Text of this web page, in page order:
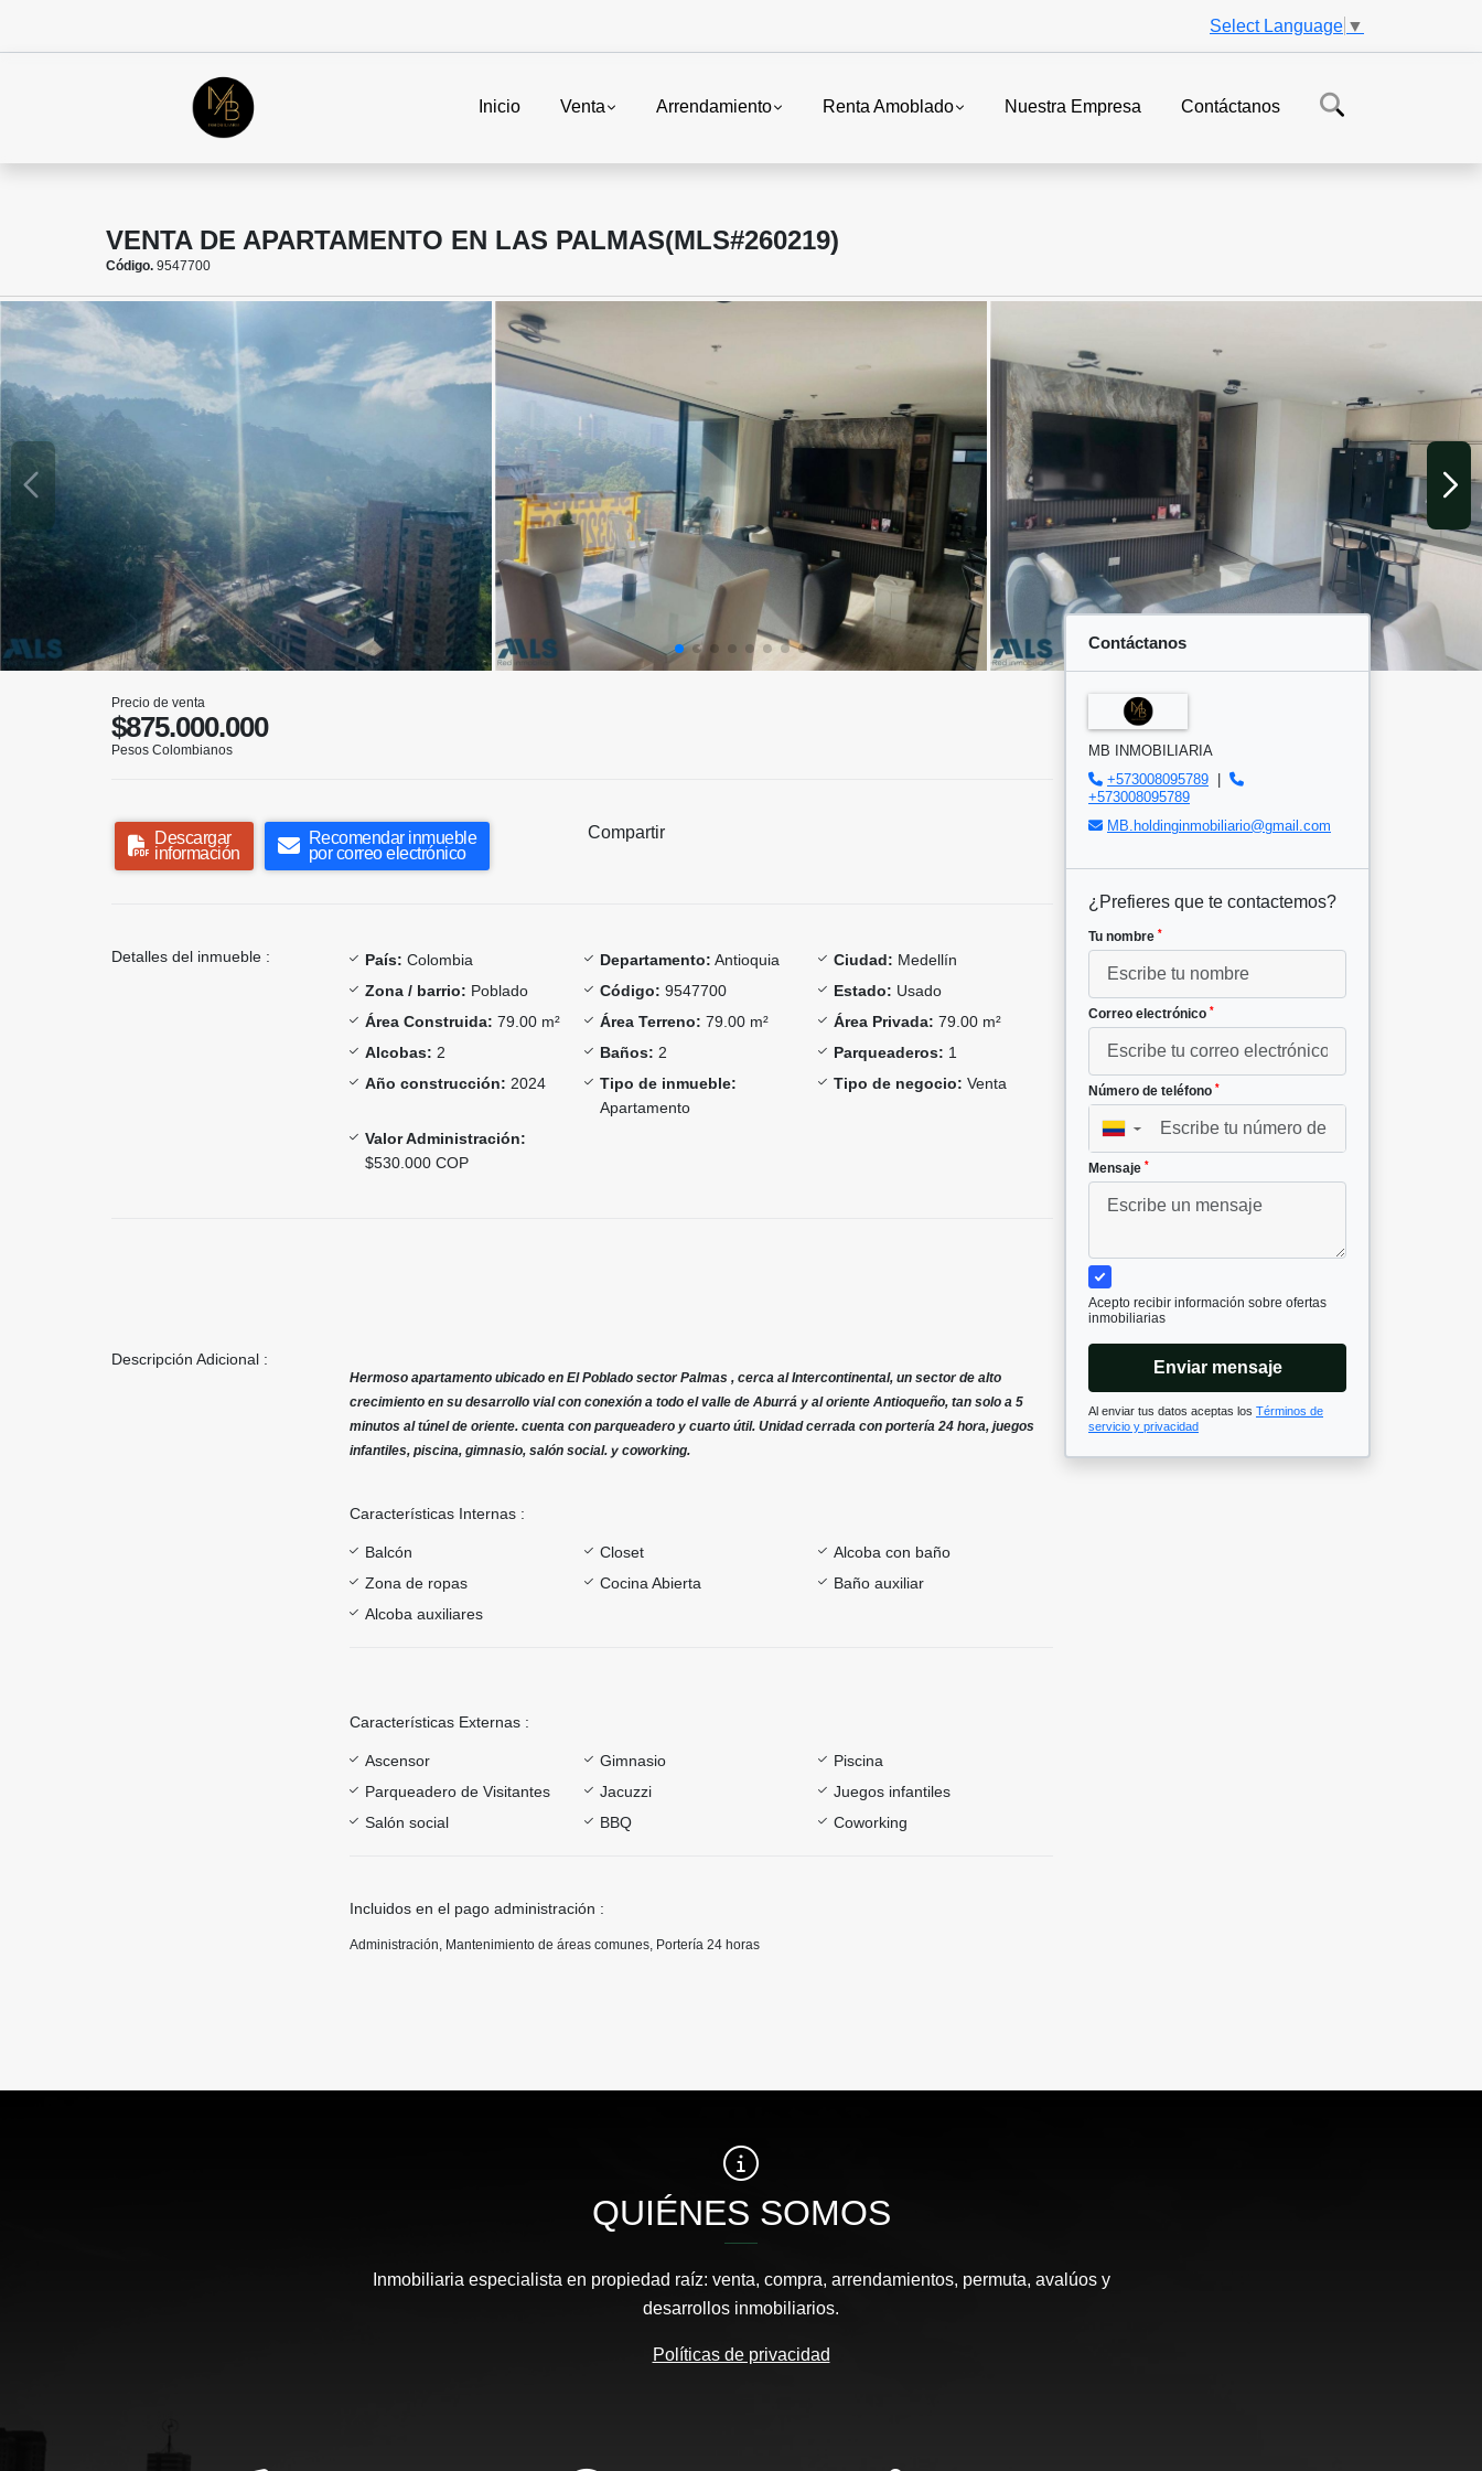
Select Language ▼
Inicio Venta Arrendamiento Renta Amoblado Nuestra Empresa Contáctanos
VENTA DE APARTAMENTO EN LAS PALMAS(MLS#260219)
Código. 9547700
Precio de venta
$875.000.000
Pesos Colombianos
Descargar
información
Recomendar inmueble
por correo electrónico
Compartir
Detalles del inmueble : País: Colombia Departamento: Antioquia Ciudad: Medellín
Zona / barrio: Poblado Código: 9547700 Estado: Usado
Área Construida: 79.00 m² Área Terreno: 79.00 m² Área Privada: 79.00 m²
Alcobas: 2 Baños: 2 Parqueaderos: 1
Año construcción: 2024
Tipo de inmueble:
Apartamento
Tipo de negocio: Venta
Valor Administración:
$530.000 COP
Descripción Adicional :
Hermoso apartamento ubicado en El Poblado sector Palmas , cerca al Intercontinental, un sector de alto
crecimiento en su desarrollo vial con conexión a todo el valle de Aburrá y al oriente Antioqueño, tan solo a 5
minutos al túnel de oriente. cuenta con parqueadero y cuarto útil. Unidad cerrada con portería 24 hora, juegos
infantiles, piscina, gimnasio, salón social. y coworking.
Características Internas :
Balcón Closet
Alcoba con baño
Zona de ropas
Cocina Abierta
Baño auxiliar
Alcoba auxiliares
Características Externas :
Ascensor Gimnasio
Piscina
Parqueadero de Visitantes
Jacuzzi
Juegos infantiles
Salón social
BBQ Coworking
Incluidos en el pago administración :
Administración, Mantenimiento de áreas comunes, Portería 24 horas
Contáctanos
MB INMOBILIARIA
+573008095789
+573008095789
MB.holdinginmobiliario@gmail.com
¿Prefieres que te contactemos?
Tu nombre *
Correo electrónico *
Número de teléfono *
▼
Mensaje *
Acepto recibir información sobre ofertas
inmobiliarias
Enviar mensaje
Al enviar tus datos aceptas los Términos de
servicio y privacidad
QUIÉNES SOMOS
Inmobiliaria especialista en propiedad raíz: venta, compra, arrendamientos, permuta, avalúos y
desarrollos inmobiliarios.
Políticas de privacidad